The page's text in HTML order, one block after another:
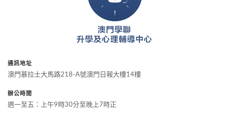
通訊地址
澳門慕拉士大馬路218-A號澳門日報大樓14樓
辦公時間
週一至五：上午9時30分至晚上7時正